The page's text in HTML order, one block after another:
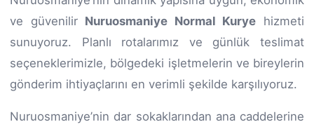
ve güvenilir Nuruosmaniye Normal Kurye hizmeti
sunuyoruz. Planlı rotalarımız ve günlük teslimat
seçeneklerimizle, bölgedeki işletmelerin ve bireylerin
gönderim ihtiyaçlarını en verimli şekilde karşılıyoruz.
Nuruosmaniye’nin dar sokaklarından ana caddelerine